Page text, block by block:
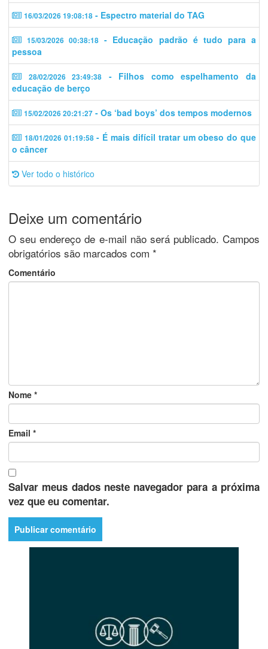
16/03/2026 19:08:18 - Espectro material do TAG
15/03/2026 00:38:18 - Educação padrão é tudo para a
pessoa
28/02/2026 23:49:38 - Filhos como espelhamento da
educação de berço
15/02/2026 20:21:27 - Os ‘bad boys’ dos tempos modernos
18/01/2026 01:19:58- É mais difícil tratar um obeso do que
o câncer
Ver todo o histórico
Deixe um comentário
O seu endereço de e-mail não será publicado. Campos
obrigatórios são marcados com *
Comentário
Nome *
Email *
Salvar meus dados neste navegador para a próxima
vez que eu comentar.